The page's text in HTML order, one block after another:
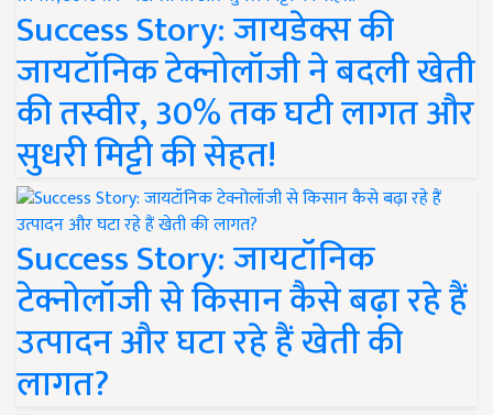
Success Story: जायडेक्स की
जायटॉनिक टेक्नोलॉजी ने बदली खेती
की तस्वीर, 30% तक घटी लागत और
सुधरी मिट्टी की सेहत!
Success Story: जायटॉनिक
टेक्नोलॉजी से किसान कैसे बढ़ा रहे हैं
उत्पादन और घटा रहे हैं खेती की
लागत?